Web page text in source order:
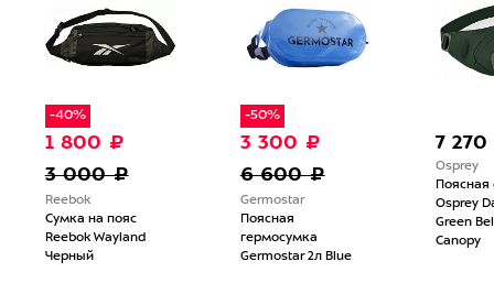
-40%
1 800 ₽
3 000 ₽
Reebok
Сумка на пояс
Reebok Wayland
Черный
-50%
3 300 ₽
6 600 ₽
Germostar
Поясная
гермосумка
Germostar 2л Blue
7
Osprey
Поясная
Osprey
Green
Canopy